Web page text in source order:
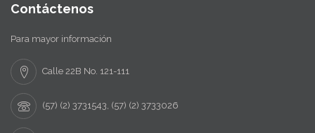
Contáctenos
Para mayor información
Calle 22B No. 121-111
(57) (2) 3731543, (57) (2) 3733026